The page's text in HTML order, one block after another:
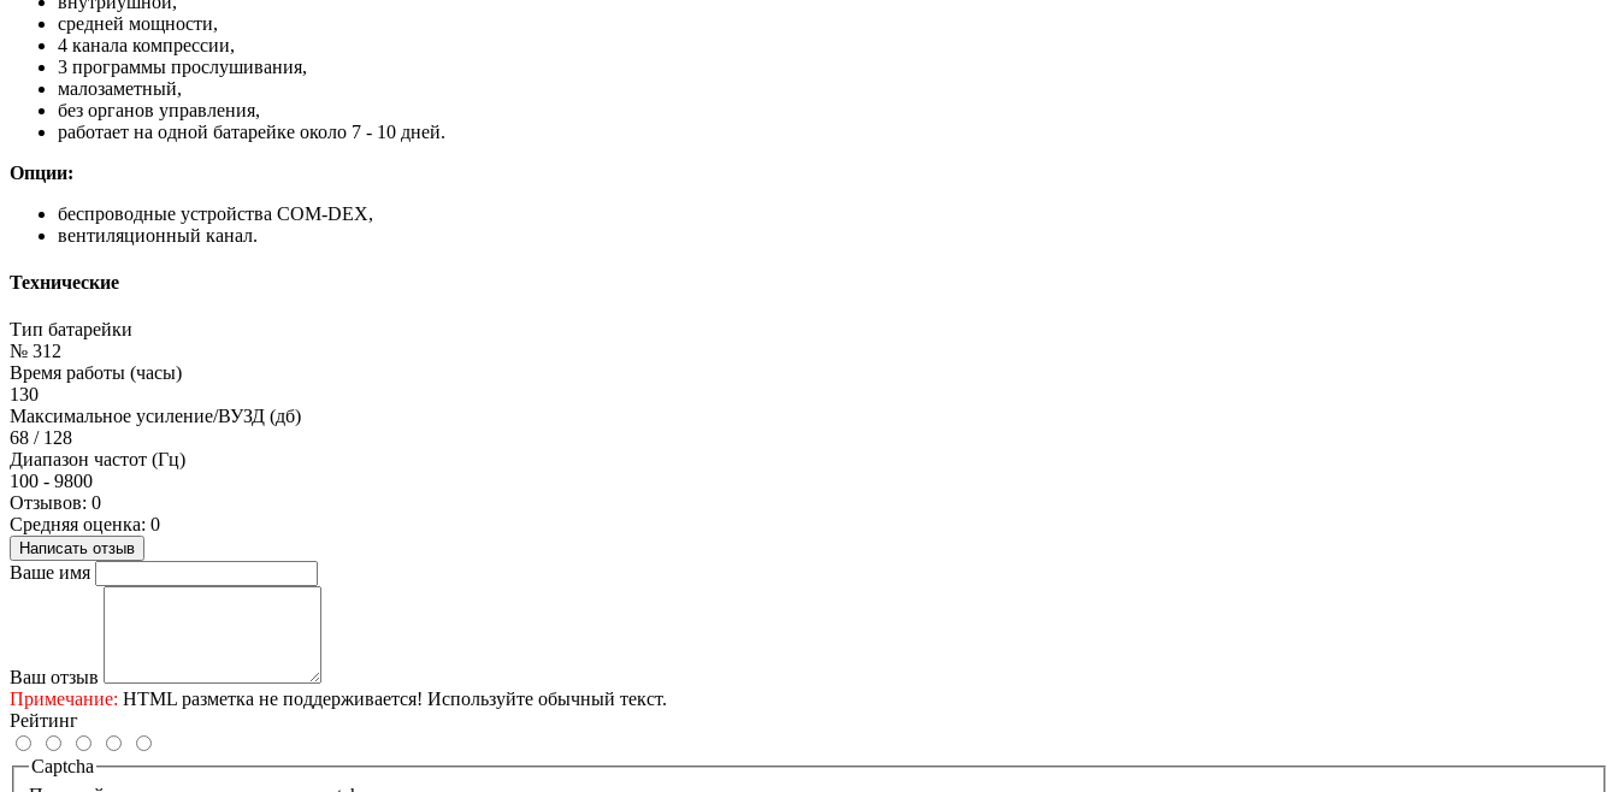
средней мощности,
4 канала компрессии,
3 программы прослушивания,
малозаметный,
без органов управления,
работает на одной батарейке около 7 - 10 дней.
Опции:
беспроводные устройства COM-DEX,
вентиляционный канал.
Технические
Тип батарейки
№ 312
Время работы (часы)
130
Максимальное усиление/ВУЗД (дб)
68 / 128
Диапазон частот (Гц)
100 - 9800
Отзывов: 0
Средняя оценка: 0
Написать отзыв
Ваше имя
Ваш отзыв
Примечание: HTML разметка не поддерживается! Используйте обычный текст.
Рейтинг
Captcha